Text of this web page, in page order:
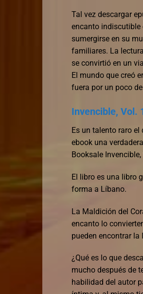
Tal vez descargar
encanto indiscutible
sumergirse en su
familiares. La
se convirtió en un
El mundo que creó
fuera por un poco
Invencible, Vol.
Es un talento raro
ebook una
Booksale
El libro es una libro
forma a Líbano.
La Maldición del
encanto lo
pueden encontrar la
¿Qué es lo que
mucho después de
habilidad del autor